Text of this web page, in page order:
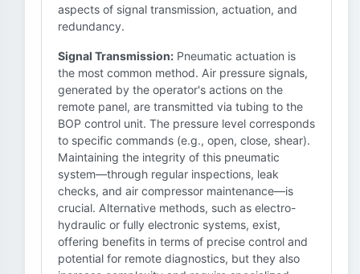
aspects of signal transmission, actuation, and
redundancy.
Signal Transmission: Pneumatic actuation is
the most common method. Air pressure signals,
generated by the operator's actions on the
remote panel, are transmitted via tubing to the
BOP control unit. The pressure level corresponds
to specific commands (e.g., open, close, shear).
Maintaining the integrity of this pneumatic
system—through regular inspections, leak
checks, and air compressor maintenance—is
crucial. Alternative methods, such as electro-
hydraulic or fully electronic systems, exist,
offering benefits in terms of precise control and
potential for remote diagnostics, but they also